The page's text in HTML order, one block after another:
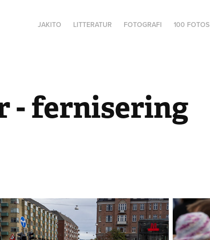
JAKITO LITTERATUR FOTOGRAFI 100 FOTOS
- fernisering